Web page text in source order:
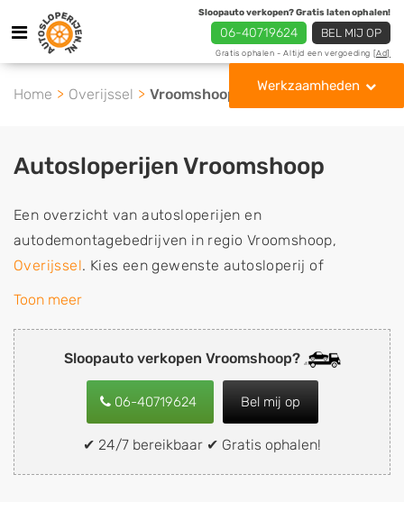
Sloopauto verkopen? Gratis laten ophalen!
06-40719624 BEL MIJ OP
Gratis ophalen - Altijd een vergoeding [Ad]
Werkzaamheden
Home Overijssel Vroomshoop
Sloopauto verkopen Vroomshoop?
06-40719624 Bel mij op
✔ 24/7 bereikbaar ✔ Gratis ophalen!
Autosloperijen Vroomshoop
Een overzicht van autosloperijen en
autodemontagebedrijven in regio Vroomshoop,
Overijssel. Kies een gewenste autosloperij of
autosloop uit de lijst die gespecialiseerd is in de
onderdelen of in de inkoop van sloopauto's,
schadeauto's en tweedehands auto's (ook zonder apk
keuring). Wilt u uw auto, camper, vrachtwagen, motor
of brommobiel snel en eenvoudig verkopen aan een
demontagebedrijf in de buurt, deze zelf wegbrengen
naar de sloop of deze liever laten ophalen op een
Toon meer